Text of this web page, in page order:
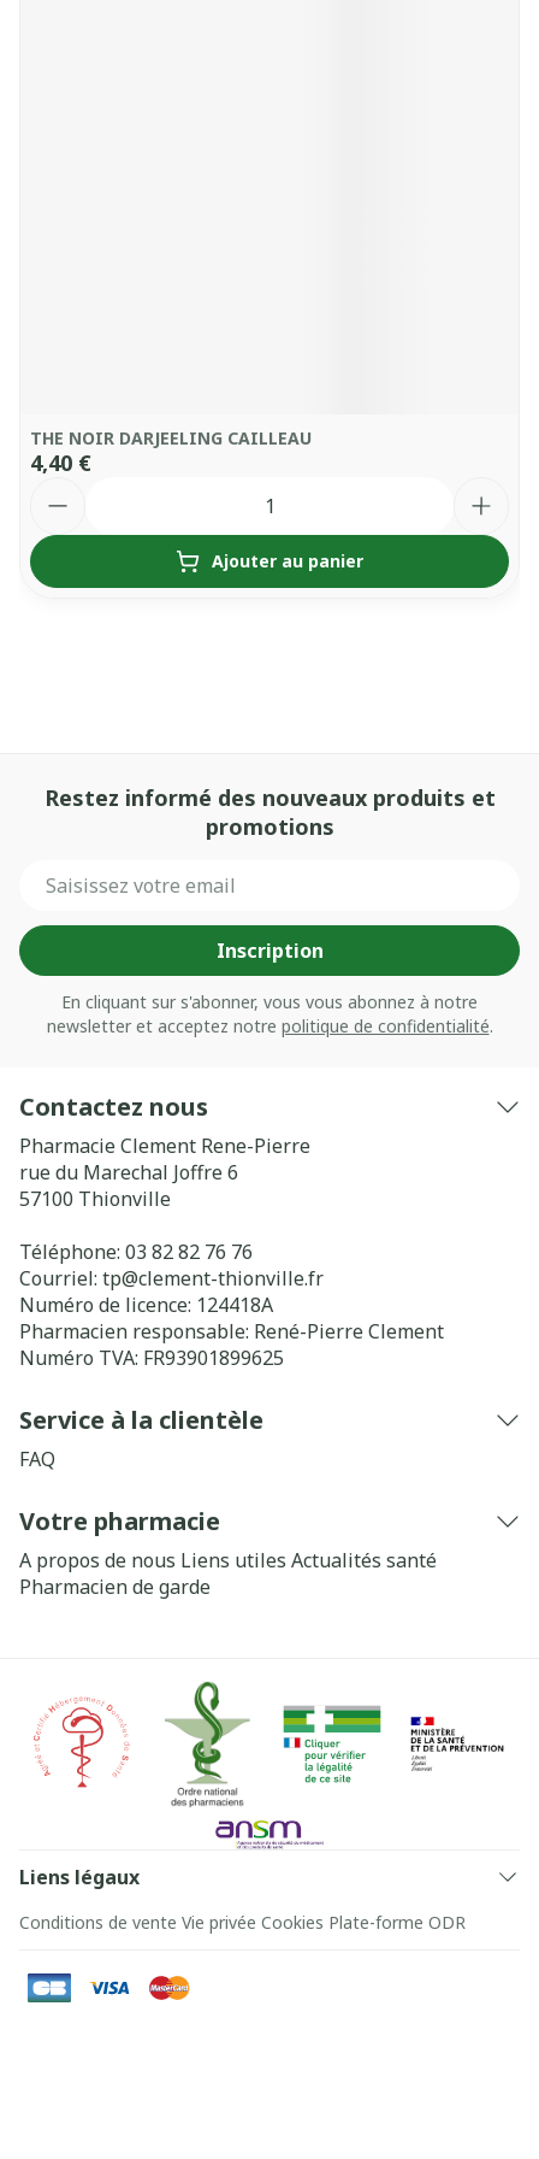
THE NOIR DARJEELING CAILLEAU
4,40 €
Ajouter au panier
Restez informé des nouveaux produits et
promotions
Inscription
En cliquant sur s'abonner, vous vous abonnez à notre
newsletter et acceptez notre politique de confidentialité.
Contactez nous
Pharmacie Clement Rene-Pierre
rue du Marechal Joffre 6
57100 Thionville
Téléphone: 03 82 82 76 76
Courriel: tp@clement-thionville.fr
Numéro de licence: 124418A
Pharmacien responsable: René-Pierre Clement
Numéro TVA: FR93901899625
Service à la clientèle
FAQ
Votre pharmacie
A propos de nous Liens utiles Actualités santé
Pharmacien de garde
Liens légaux
Conditions de vente Vie privée Cookies Plate-forme ODR